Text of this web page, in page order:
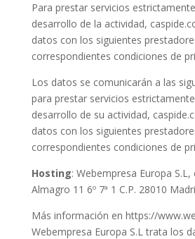
Para prestar servicios
desarrollo de la actividad,
datos con los siguientes
correspondientes condiciones de
Los datos se comunicarán a las
para prestar servicios
desarrollo de su actividad,
datos con los siguientes
correspondientes condiciones de
Hosting: Webempresa Europa
Almagro 11 6º 7ª 1 C.P. 28010
Más información en https://
Webempresa Europa S.L trata los